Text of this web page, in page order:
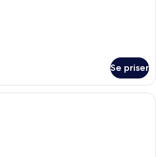
Se priser